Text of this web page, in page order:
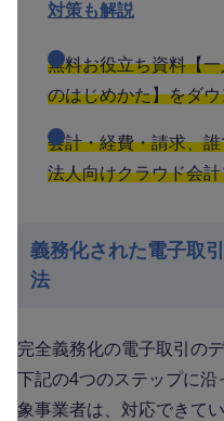
対策も解説
無料お役立ち資料【
のはじめかた】をダ
会計・経費・請求、
法人向けクラウド会
義務化された電子取
法
完全義務化の電子取引の
下記の4つのステップに
象事業者は、対応できて